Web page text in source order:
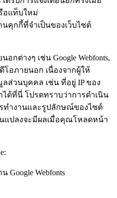
อแท็บใหม่
นคุกกี้ที่จำเป็นของเว็บไซต์
กต่างๆ เช่น Google Webfonts,
โอภายนอก เนื่องจากผู้ให้
ส่วนบุคคล เช่น ที่อยู่ IP ของ
ด้ที่นี่ โปรดทราบว่าการดำเนิน
ทำงานและรูปลักษณ์ของไซต์
นแปลงจะมีผลเมื่อคุณโหลดหน้า
Google Webfonts